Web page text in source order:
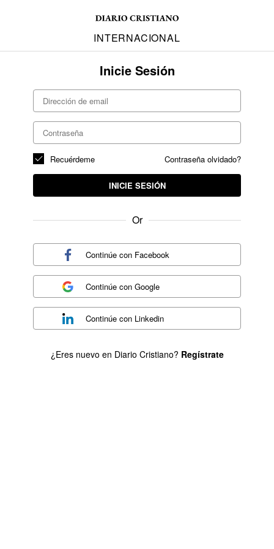
INTERNACIONAL
Inicie Sesión
Contraseña olvidado?
Recuérdeme
INICIE SESIÓN
Or
Continúe con Facebook
Continúe conGoogle
Continúe con Linkedin
¿Eres nuevo en Diario Cristiano? Regístrate